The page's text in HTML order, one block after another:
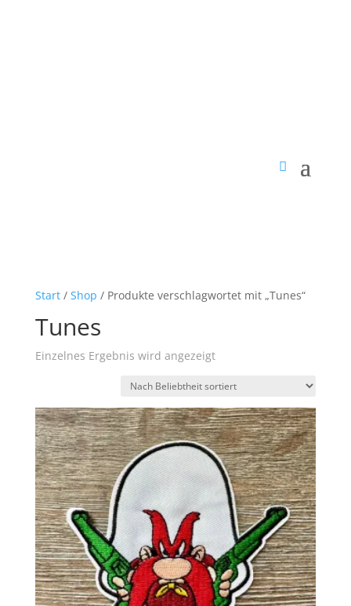
Start/ Shop / Produkte verschlagwortet mit „Tunes“
Tunes
Einzelnes Ergebnis wird angezeigt